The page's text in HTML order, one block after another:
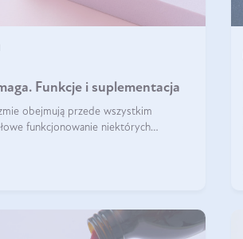
Funkcje i suplementacja
obejmują przede wszystkim
funkcjonowanie niektórych